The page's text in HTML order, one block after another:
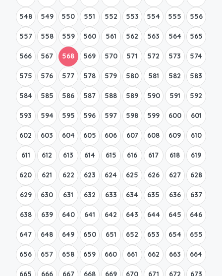
548 549 550 551 552 553 554 555 556
557 558 559 560 561 562 563 564 565
566 567 568 569 570 571 572 573 574
575 576 577 578 579 580 581 582 583
584 585 586 587 588 589 590 591 592
593 594 595 596 597 598 599 600 601
602 603 604 605 606 607 608 609 610
611 612 613 614 615 616 617 618 619
620 621 622 623 624 625 626 627 628
629 630 631 632 633 634 635 636 637
638 639 640 641 642 643 644 645 646
647 648 649 650 651 652 653 654 655
656 657 658 659 660 661 662 663 664
665 666 667 668 669 670 671 672 673